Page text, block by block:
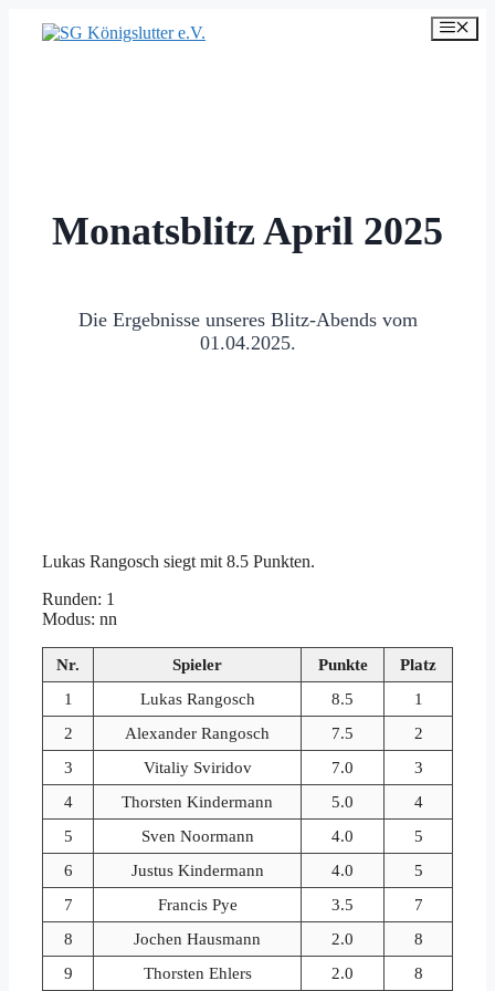
Inhalt
Monatsblitz April 2025
Die Ergebnisse unseres Blitz-Abends vom
01.04.2025.
Lukas Rangosch siegt mit 8.5 Punkten.
Runden: 1
Modus: nn
Nr. Spieler Punkte
Platz
1
Lukas Rangosch 8.5
1
2
Alexander Rangosch 7.5
2
3
Vitaliy Sviridov 7.0
3
4
Thorsten Kindermann 5.0
4
5
Sven Noormann 4.0
5
6
Justus Kindermann 4.0
5
7
Francis Pye 3.5
7
8
Jochen Hausmann 2.0
8
9
Thorsten Ehlers 2.0 8